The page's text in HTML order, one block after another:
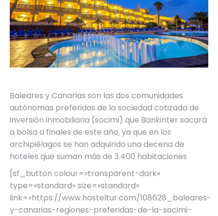
Baleares y Canarias son las dos comunidades
autónomas preferidas de la sociedad cotizada de
inversión inmobiliaria (socimi) que Bankinter sacará
a bolsa a finales de este año, ya que en los
archipiélagos se han adquirido una decena de
hoteles que suman más de 3.400 habitaciones
[sf_button colour=»transparent-dark»
type=»standard» size=»standard»
link=»https://www.hosteltur.com/108628_baleares-
y-canarias-regiones-preferidas-de-la-socimi-